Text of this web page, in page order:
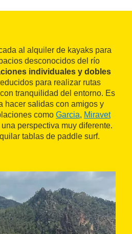
al alquiler de kayaks para
desconocidos del río
individuales y dobles
para realizar rutas
tranquilidad del entorno. Es
hacer salidas con amigos y
como Garcia, Miravet
perspectiva muy diferente.
tablas de paddle surf.